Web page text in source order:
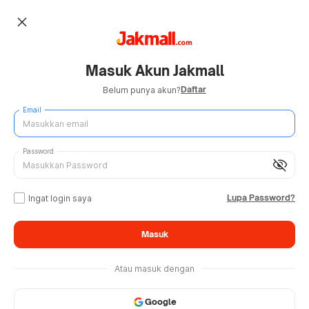
close
Masuk Akun Jakmall
Belum punya akun?Daftar
Email
visibility_off
Password
Ingat login saya Lupa Password?
Masuk
Atau masuk dengan
Google